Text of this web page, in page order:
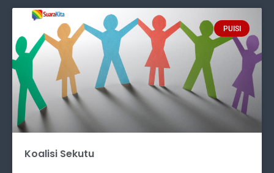
PUISI
Koalisi Sekutu